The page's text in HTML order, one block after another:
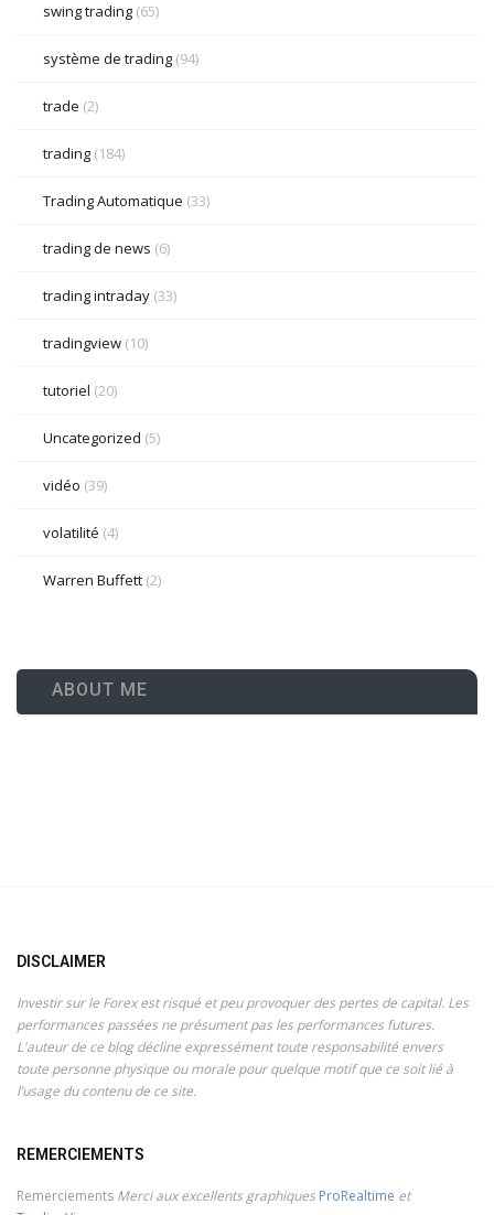
swing trading (65)
système de trading (94)
trade (2)
trading (184)
Trading Automatique (33)
trading de news (6)
trading intraday (33)
tradingview (10)
tutoriel (20)
Uncategorized (5)
vidéo (39)
volatilité (4)
Warren Buffett (2)
ABOUT ME
DISCLAIMER
Investir sur le Forex est risqué et peu provoquer des pertes de capital. Les
performances passées ne présument pas les performances futures.
L'auteur de ce blog décline expressément toute responsabilité envers
toute personne physique ou morale pour quelque motif que ce soit lié à
l’usage du contenu de ce site.
REMERCIEMENTS
Remerciements Merci aux excellents graphiques ProRealtime et